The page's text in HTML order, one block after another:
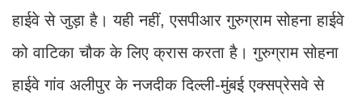
हाईवे से जुड़ा है। यही नहीं, एसपीआर गुरुग्राम सोहना हाईवे
को वाटिका चौक के लिए क्रास करता है। गुरुग्राम सोहना
हाईवे गांव अलीपुर के नजदीक दिल्ली-मुंबई एक्सप्रेसवे से